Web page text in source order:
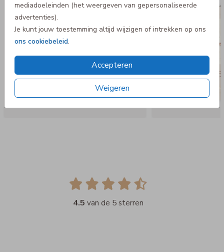
mediadoeleinden (het weergeven van gepersonaliseerde
advertenties).
Je kunt jouw toestemming altijd wijzigen of intrekken op ons
ons cookiebeleid.
Accepteren
Weigeren
4.5 van de 5 sterren